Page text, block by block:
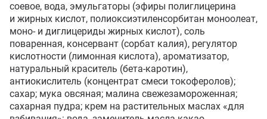
соевое, вода, эмульгаторы (эфиры полиглицерина
и жирных кислот, полиоксиэтиленсорбитан моноолеат,
моно- и диглицериды жирных кислот), соль
поваренная, консервант (сорбат калия), регулятор
кислотности (лимонная кислота), ароматизатор,
натуральный краситель (бета-каротин),
антиокислитель (концентрат смеси токоферолов);
сахар; мука овсяная; малина свежезамороженная;
сахарная пудра; крем на растительных маслах «для